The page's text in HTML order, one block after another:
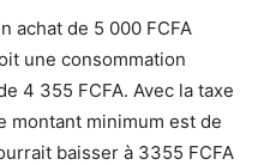
achat de 5 000 FCFA
une consommation
4 355 FCFA. Avec la taxe
montant minimum est de
baisser à 3355 FCFA